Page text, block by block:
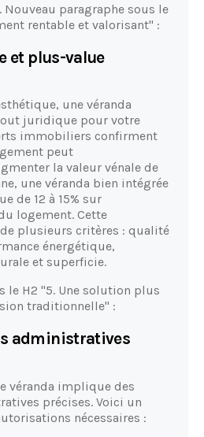
paragraphe sous le
rentable et valorisant" :
et plus-value
une véranda
juridique pour votre
immobiliers confirment
peut
la valeur vénale de
une véranda bien intégrée
de 12 à 15% sur
logement. Cette
plusieurs critères : qualité
énergétique,
et superficie.
le H2 "5. Une solution plus
traditionnelle" :
administratives
véranda implique des
précises. Voici un
nécessaires :